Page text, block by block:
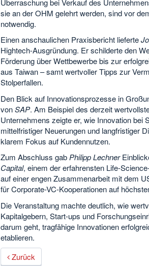
Überraschung bei Verkauf des
sie an der OHM gelehrt werden, sind vor
notwendig.
Einen anschaulichen Praxisbericht lieferte
Hightech-Ausgründung. Er schilderte den
Förderung über Wettbewerbe bis zur
aus Taiwan – samt wertvoller Tipps zur
Stolperfallen.
Den Blick auf Innovationsprozesse in
vonSAP. Am Beispiel des derzeit
Unternehmens zeigte er, wie Innovation bei
mittelfristiger Neuerungen und langfristiger
klarem Fokus auf Kundennutzen.
Zum Abschluss gabPhilipp Lechner
Capital, einem der erfahrensten Life-
auf einer engen Zusammenarbeit mit dem
für Corporate-VC-Kooperationen auf
Die Veranstaltung machte deutlich, wie
Kapitalgebern, Start-ups und
darum geht, tragfähige Innovationen
etablieren.
Zurück